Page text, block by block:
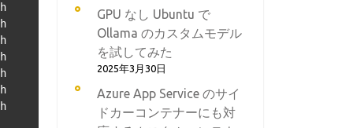
GPU なし Ubuntu で
Ollama のカスタムモデル
を試してみた
2025年3月30日
Azure App Service のサイ
ドカーコンテナーにも対